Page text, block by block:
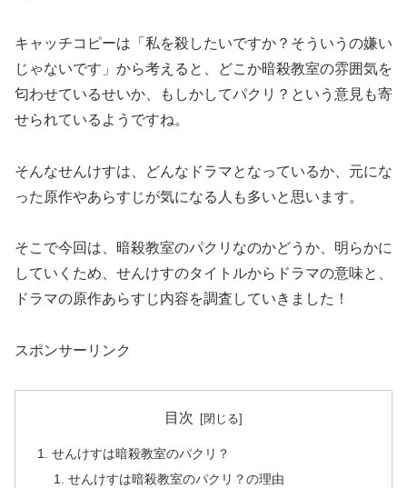
キャッチコピーは「私を殺したいですか？そういうの嫌い
じゃないです」から考えると、どこか暗殺教室の雰囲気を
匂わせているせいか、もしかしてパクリ？という意見も寄
せられているようですね。
そんなせんけすは、どんなドラマとなっているか、元にな
った原作やあらすじが気になる人も多いと思います。
そこで今回は、暗殺教室のパクリなのかどうか、明らかに
していくため、せんけすのタイトルからドラマの意味と、
ドラマの原作あらすじ内容を調査していきました！
スポンサーリンク
目次
せんけすは暗殺教室のパクリ？
せんけすは暗殺教室のパクリ？の理由